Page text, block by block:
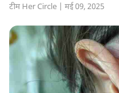
टीम Her Circle | मई 09, 2025